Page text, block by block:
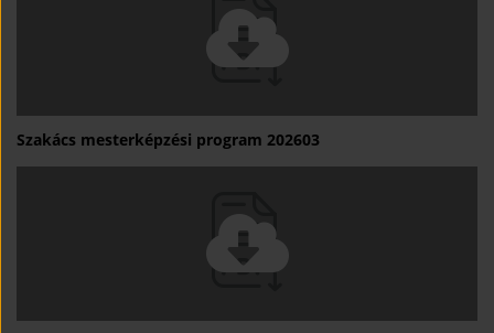
Szakács mesterképzési program 202603